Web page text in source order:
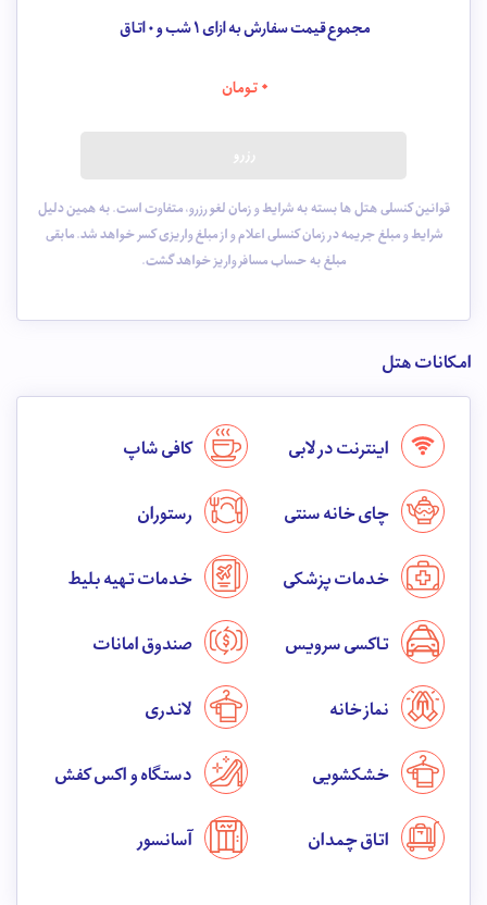
مجموع قیمت سفارش به ازای 1 شب و 0اتاق
0تومان
قوانین کنسلی هتل ها بسته به شرایط و زمان لغو رزرو، متفاوت است. به همین دلیل
شرایط و مبلغ جریمه در زمان کنسلی اعلام و از مبلغ واریزی کسر خواهد شد. مابقی
مبلغ به حساب مسافر واریز خواهد گشت.
امکانات هتل
اینترنت در لابی کافی شاپ
چای خانه سنتی رستوران
خدمات پزشکی خدمات تهیه بلیط
تاکسی سرویس صندوق امانات
نماز خانه لاندری
خشکشویی دستگاه واکس کفش
اتاق چمدان آسانسور